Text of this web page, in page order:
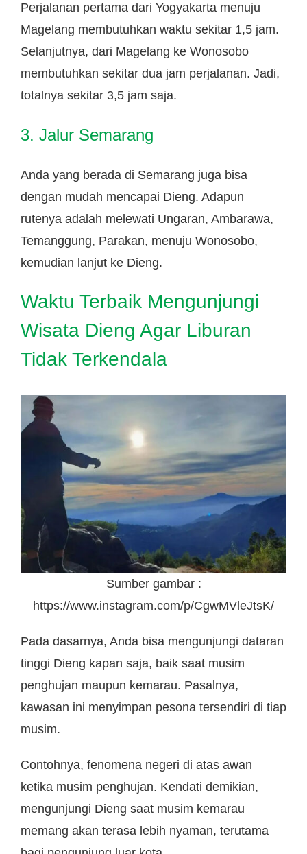
Perjalanan pertama dari Yogyakarta menuju
Magelang membutuhkan waktu sekitar 1,5 jam.
Selanjutnya, dari Magelang ke Wonosobo
membutuhkan sekitar dua jam perjalanan. Jadi,
totalnya sekitar 3,5 jam saja.
3. Jalur Semarang
Anda yang berada di Semarang juga bisa
dengan mudah mencapai Dieng. Adapun
rutenya adalah melewati Ungaran, Ambarawa,
Temanggung, Parakan, menuju Wonosobo,
kemudian lanjut ke Dieng.
Waktu Terbaik Mengunjungi
Wisata Dieng Agar Liburan
Tidak Terkendala
Sumber gambar :
https://www.instagram.com/p/CgwMVleJtsK/
Pada dasarnya, Anda bisa mengunjungi dataran
tinggi Dieng kapan saja, baik saat musim
penghujan maupun kemarau. Pasalnya,
kawasan ini menyimpan pesona tersendiri di tiap
musim.
Contohnya, fenomena negeri di atas awan
ketika musim penghujan. Kendati demikian,
mengunjungi Dieng saat musim kemarau
memang akan terasa lebih nyaman, terutama